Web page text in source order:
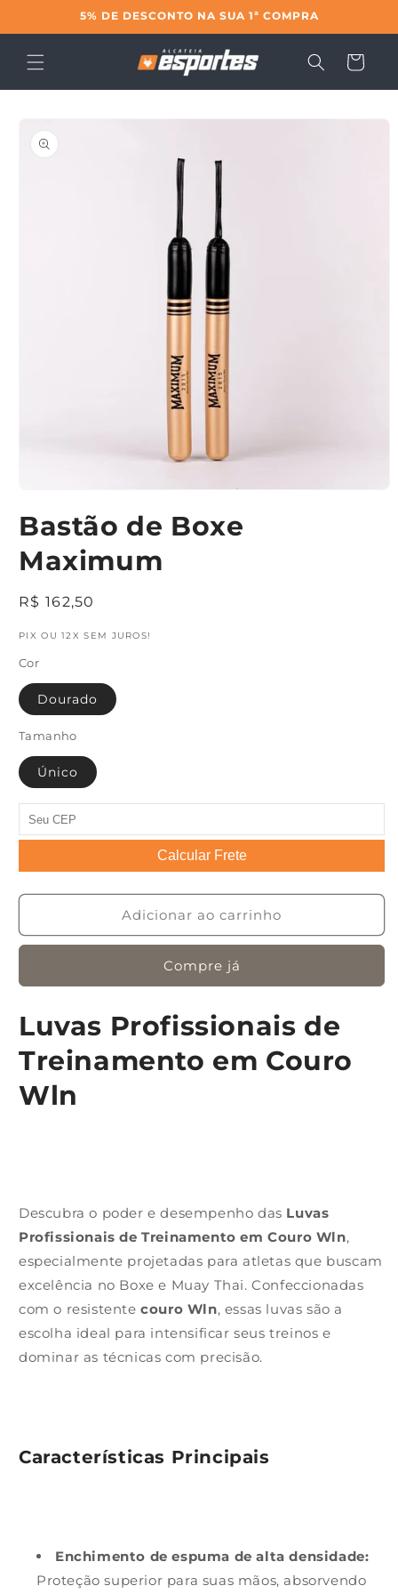
conteúdo
5% DE DESCONTO NA SUA 1ª COMPRA
Carrinho
informações
na
janela
modal
Bastão de Boxe
Maximum
Preço
R$ 162,50
PIX OU 12X SEM JUROS!
Cor
Dourado
Tamanho
Único
Calcular Frete
Adicionar ao carrinho
Compre já
Luvas Profissionais de
Treinamento em Couro
Wln
Descubra o poder e desempenho das Luvas
Profissionais de Treinamento em Couro Wln,
especialmente projetadas para atletas que buscam
excelência no Boxe e Muay Thai. Confeccionadas
com o resistentecouro Wln, essas luvas são a
escolha ideal para intensificar seus treinos e
dominar as técnicas com precisão.
Características Principais
Enchimento de espuma de alta densidade:
Proteção superior para suas mãos, absorvendo